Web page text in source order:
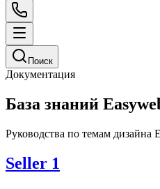
Поиск
Документация
База знаний
Руководства по темам
Seller 1